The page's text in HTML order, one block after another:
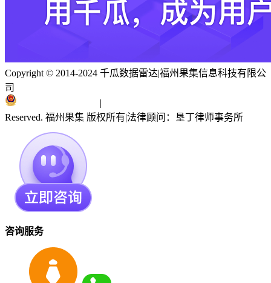
Copyright © 2014-2024 千瓜数据雷达|福州果集信息科技有限公
司
|
Reserved. 福州果集 版权所有|法律顾问：垦丁律师事务所
咨询服务